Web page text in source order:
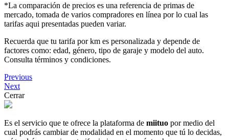
*La comparación de precios es una referencia de primas de
mercado, tomada de varios compradores en línea por lo cual las
tarifas aqui presentadas pueden variar.
Recuerda que tu tarifa por km es personalizada y depende de
factores como: edad, género, tipo de garaje y modelo del auto.
Consulta términos y condiciones.
Previous
Next
Cerrar
Es el servicio que te ofrece la plataforma de miituo por medio del
cual podrás cambiar de modalidad en el momento que tú lo decidas,